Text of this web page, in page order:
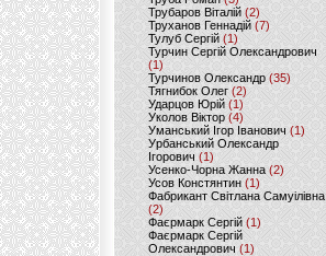
Трубаров Віталій (2)
Труханов Геннадій (7)
Тулуб Сергій(1)
Турчин Сергій Олександрович
(1)
Турчинов Олександр(35)
Тягнибок Олег (2)
Ударцов Юрій (1)
Уколов Віктор(4)
Уманський Ігор Іванович(1)
Урбанський Олександр
Ігорович (1)
Усенко-Чорна Жанна (2)
Усов Констянтин(1)
Фабрикант Світлана Самуілівна
(2)
Фаєрмарк Сергій(1)
Фаєрмарк Сергій
Олександрович (1)